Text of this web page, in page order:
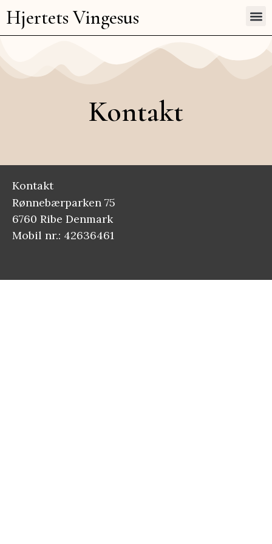
Hjertets Vingesus
Kontakt
Kontakt
Rønnebærparken 75
6760 Ribe Denmark
Mobil nr.: 42636461